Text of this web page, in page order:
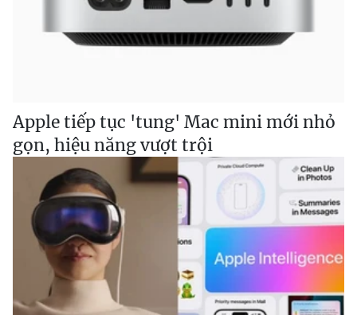
Apple tiếp tục 'tung' Mac mini mới nhỏ
gọn, hiệu năng vượt trội